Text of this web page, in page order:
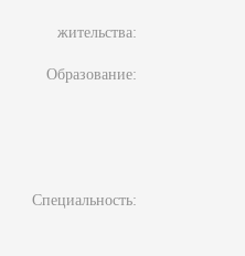
жительства:
Образование:
Специальность: